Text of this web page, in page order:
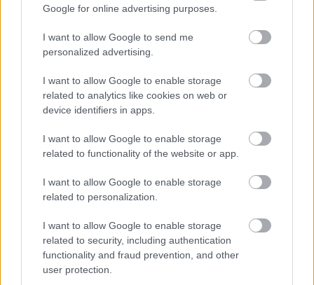
Google for online advertising purposes.
I want to allow Google to send me
personalized advertising.
I want to allow Google to enable storage
related to analytics like cookies on web or
device identifiers in apps.
I want to allow Google to enable storage
related to functionality of the website or app.
I want to allow Google to enable storage
related to personalization.
I want to allow Google to enable storage
related to security, including authentication
functionality and fraud prevention, and other
user protection.
Meccs Center